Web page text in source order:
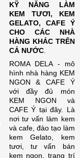
KỸ NĂNG LÀM
KEM TƯƠI, KEM
GELATO, CAFE Ý
CHO CÁC NHÀ
HÀNG KHÁC TRÊN
CẢ NƯỚC.
ROMA DELA - mô
hình nhà hàng KEM
NGON & CAFE Ý
với đầy đủ món
KEM NGON và
CAFE Ý tại đây. Là
nơi tư vấn làm kem
và cafe, đào tạo làm
kem Gelato, kem
tươi, tư vấn bán
kem ngon, trang trí